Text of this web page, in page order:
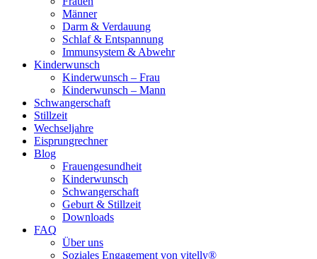
Männer
Darm & Verdauung
Schlaf & Entspannung
Immunsystem & Abwehr
Kinderwunsch
Kinderwunsch – Frau
Kinderwunsch – Mann
Schwangerschaft
Stillzeit
Wechseljahre
Eisprungrechner
Blog
Frauengesundheit
Kinderwunsch
Schwangerschaft
Geburt & Stillzeit
Downloads
FAQ
Über uns
Soziales Engagement von vitelly®